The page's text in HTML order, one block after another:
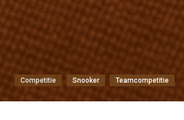
Competitie Snooker Teamcompetitie